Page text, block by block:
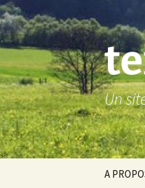
Aller
au
contenu
Un
A